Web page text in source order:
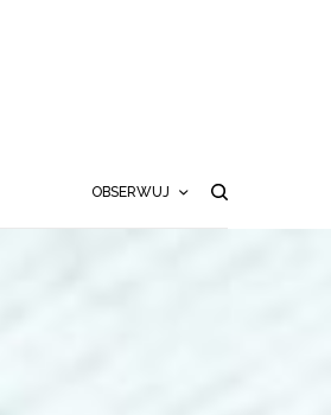
OBSERWUJ